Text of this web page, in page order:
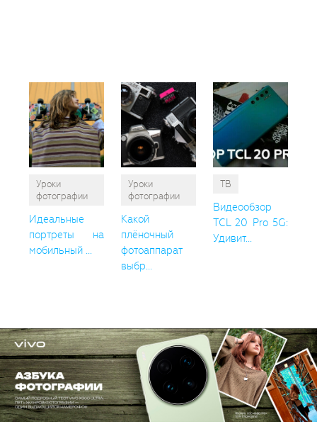
Уроки
фотографии
Идеальные
портреты на
мобильный ...
Уроки
фотографии
Какой
плёночный
фотоаппарат
выбр...
ТВ
Видеообзор
TCL 20 Pro 5G:
Удивит...